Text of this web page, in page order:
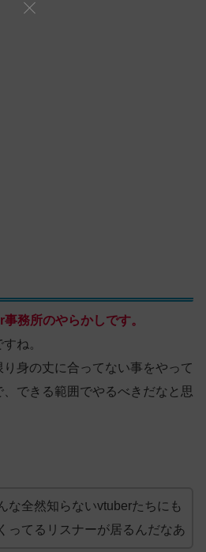
務所のやらかしです。
ね。
身の丈に合ってない事をやって
できる範囲でやるべきだなと思
な全然知らないvtuberたちにも
ってるリスナーが居るんだなあ